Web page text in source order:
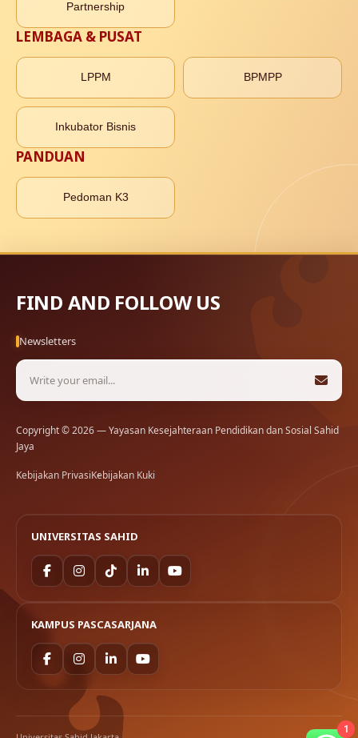
Partnership
LEMBAGA & PUSAT
LPPM BPMPP
Inkubator Bisnis
PANDUAN
Pedoman K3
FIND AND FOLLOW US
Newsletters
Copyright © 2026 — Yayasan Kesejahteraan Pendidikan dan Sosial Sahid
Jaya
Kebijakan PrivasiKebijakan Kuki
UNIVERSITAS SAHID
KAMPUS PASCASARJANA
1